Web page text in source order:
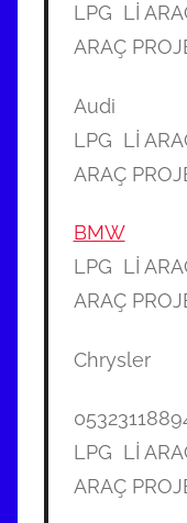
LPG Lİ
ARAÇ
Audi
LPG Lİ
ARAÇ
BMW
LPG Lİ
ARAÇ
Chrysler
LPG Lİ
ARAÇ